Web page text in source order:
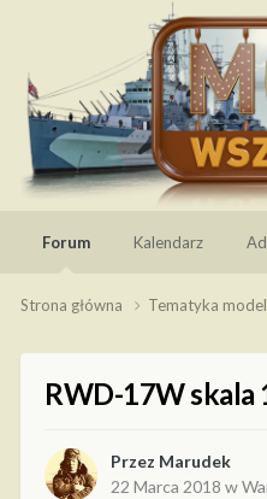
Forum Kalendarz
Strona główna Tematyka
RWD-17W skala
Przez Marudek
22 Marca 2018 w